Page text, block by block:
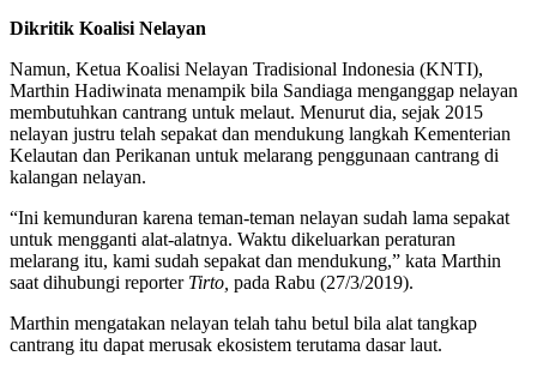
Dikritik Koalisi Nelayan
Namun, Ketua Koalisi Nelayan Tradisional Indonesia (KNTI),
Marthin Hadiwinata menampik bila Sandiaga menganggap nelayan
membutuhkan cantrang untuk melaut. Menurut dia, sejak 2015
nelayan justru telah sepakat dan mendukung langkah Kementerian
Kelautan dan Perikanan untuk melarang penggunaan cantrang di
kalangan nelayan.
“Ini kemunduran karena teman-teman nelayan sudah lama sepakat
untuk mengganti alat-alatnya. Waktu dikeluarkan peraturan
melarang itu, kami sudah sepakat dan mendukung,” kata Marthin
saat dihubungi reporter Tirto, pada Rabu (27/3/2019).
Marthin mengatakan nelayan telah tahu betul bila alat tangkap
cantrang itu dapat merusak ekosistem terutama dasar laut.